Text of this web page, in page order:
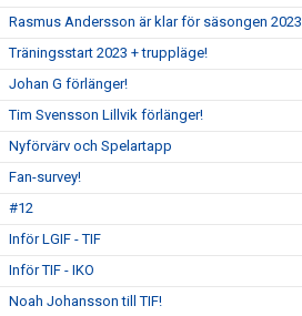
Rasmus Andersson är klar för säsongen 2023
Träningsstart 2023 + truppläge!
Johan G förlänger!
Tim Svensson Lillvik förlänger!
Nyförvärv och Spelartapp
Fan-survey!
#12
Inför LGIF - TIF
Inför TIF - IKO
Noah Johansson till TIF!